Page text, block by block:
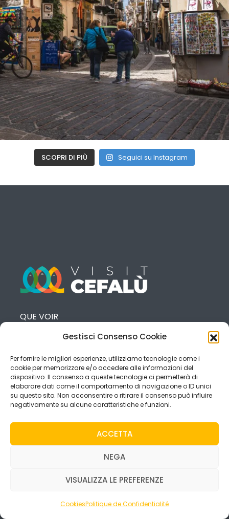
Gestisci Consenso Cookie
Per fornire le migliori esperienze, utilizziamo tecnologie come i
cookie per memorizzare e/o accedere alle informazioni del
dispositivo. Il consenso a queste tecnologie ci permetterà di
elaborare dati come il comportamento di navigazione o ID unici
su questo sito. Non acconsentire o ritirare il consenso può influire
negativamente su alcune caratteristiche e funzioni.
ACCETTA
NEGA
VISUALIZZA LE PREFERENZE
CookiesPolitique de Confidentialité
SCOPRI DI PIÙ Seguici su Instagram
QUE VOIR
OÙ MANGER
OÙ DORMIR
ÉVÉNEMENTS
NOUVELLES
CONTACTS
Qui sommes-nous